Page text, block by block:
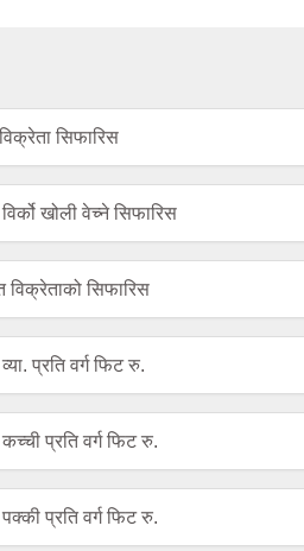
सिफारिस
खोली वेच्ने सिफारिस
विक्रेताको सिफारिस
प्रति वर्ग फिट रु.
प्रति वर्ग फिट रु.
प्रति वर्ग फिट रु.